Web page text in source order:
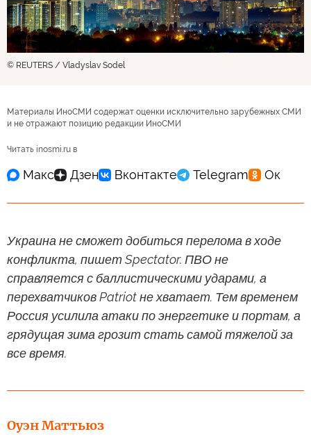
© REUTERS / Vladyslav Sodel
Материалы ИноСМИ содержат оценки исключительно зарубежных СМИ
и не отражают позицию редакции ИноСМИ
Читать inosmi.ru в
Украина не сможет добиться перелома в ходе
конфликта, пишет Spectator. ПВО не
справляется с баллистическими ударами, а
перехватчиков Patriot не хватает. Тем временем
Россия усилила атаки по энергетике и портам, а
грядущая зима грозит стать самой тяжелой за
все время.
Оуэн Маттьюз